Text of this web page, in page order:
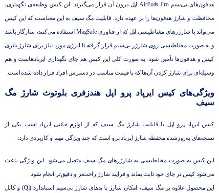
هدفون‌های بی‌سیم AirPods Pro اپل درون آن قرار می‌گیرند. این کیس وظیفه‌ی نگهداری،
محافظت و شارژ هدفون‌ها را بر عهده دارد. قابلیت مگ ‌سیف به این معناست که این کیس
می‌تواند با شارژرهای مغناطیسی اپل که از فناوری MagSafe استفاده می‌کنند، سازگار باشد
و به‌ صورت مغناطیسی روی شارژر بی‌سیم قرار گرفته تا انرژی مورد نیاز برای شارژ باتری
کیس و هدفون‌ها تأمین شود. به صورت کلی این کیس هم جای نگهداری ایرپادهاست و هم
وسیله‌ای برای شارژ کردن آن‌ها که با قیمت مناسب در دسترس افراد قرار داده شده است.
ویژگی‌های کیس ایرپاد پرو اپل هندزفری بلوتوث شارژ مگ
سیف
کیس ایرپاد پرو اپل با قابلیت شارژ مگ ‌سیف که از لوازم جانبی ایرپاد است یکی از
نسخه‌های به‌روزشده‌ محفظه‌ شارژ ایرپاد پرو است که چند ویژگی مهم و کاربردی دارد:
این کیس به ‌صورت مغناطیسی به شارژرهای مگ ‌سیف متصل می‌شود. این ویژگی باعث
می‌شود کیس در جای خود ثابت بماند و فرایند شارژ راحت‌تر و دقیق‌تر انجام شود.
این محصول علاوه بر مگ‌ سیف، امکان شارژ با پدهای شارژ بی‌سیم استاندارد (Qi) و کابل